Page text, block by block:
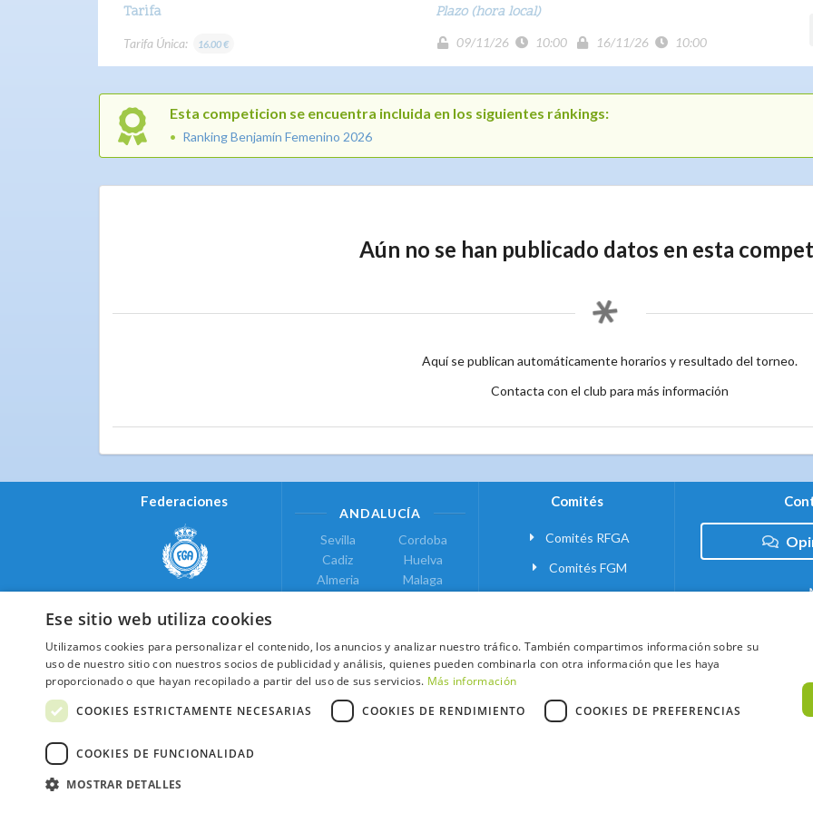
Tarifa
Tarifa Única: 16.00 €
Plazo (hora local)
09/11/26 10:00 16/11/26 10:00
Esta competicion se encuentra incluida en los siguientes ránkings:
Ranking Benjamín Femenino 2026
Aún no se han publicado datos en esta
Aquí se publican automáticamente horarios y resultado del torneo.
Contacta con el club para más información
Federaciones
Real Federación Andaluza de
Golf
Federación de Golf de Madrid
ANDALUCÍA
Sevilla
Cadiz
Almeria
Cordoba
Huelva
Malaga
Valencia
COMUNIDAD DE MADRID
Madrid
Comités
Comités RFGA
Comités FGM
2026 ©NextCaddy.
Ese sitio web utiliza cookies
Utilizamos cookies para personalizar el contenido, los anuncios y analizar nuestro tráfico. También compartimos información sobre su
uso de nuestro sitio con nuestros socios de publicidad y análisis, quienes pueden combinarla con otra información que les haya
proporcionado o que hayan recopilado a partir del uso de sus servicios. Más información
COOKIES ESTRICTAMENTE NECESARIAS
COOKIES DE RENDIMIENTO COOKIES DE PREFERENCIAS
COOKIES DE FUNCIONALIDAD
MOSTRAR DETALLES